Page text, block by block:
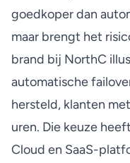
goedkoper dan
maar brengt het
brand bij NorthC
automatische
hersteld, klanten
uren. Die keuze
Cloud en SaaS-